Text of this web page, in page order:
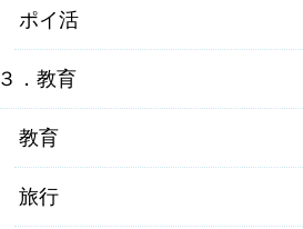
ポイ活
３．教育
教育
旅行